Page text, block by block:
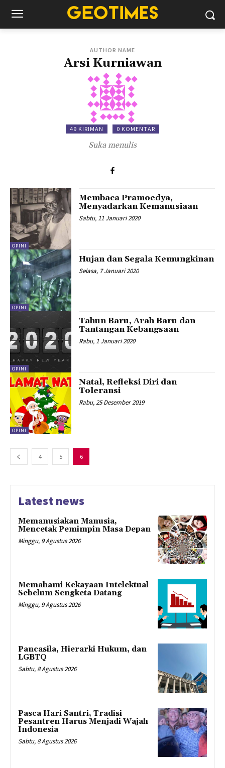
AUTHOR NAME
Arsi Kurniawan
49 KIRIMAN 0 KOMENTAR
Suka menulis
OPINI
Membaca Pramoedya,
Menyadarkan Kemanusiaan
Sabtu, 11 Januari 2020
OPINI
Hujan dan Segala Kemungkinan
Selasa, 7 Januari 2020
OPINI
Tahun Baru, Arah Baru dan
Tantangan Kebangsaan
Rabu, 1 Januari 2020
OPINI
Natal, Refleksi Diri dan
Toleransi
Rabu, 25 Desember 2019
4 5 6
Latest news
Memanusiakan Manusia,
Mencetak Pemimpin Masa Depan
Minggu, 9 Agustus 2026
Memahami Kekayaan Intelektual
Sebelum Sengketa Datang
Minggu, 9 Agustus 2026
Pancasila, Hierarki Hukum, dan
LGBTQ
Sabtu, 8 Agustus 2026
Pasca Hari Santri, Tradisi
Pesantren Harus Menjadi Wajah
Indonesia
Sabtu, 8 Agustus 2026